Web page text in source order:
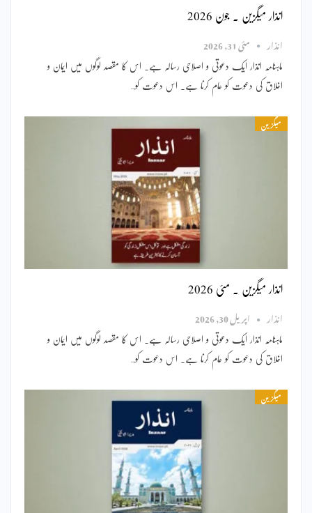
انذار میگزین ۔ جون 2026
انذار مئی 31, 2026
ماہنامہ انذار ایک دعوتی و اصلاحی رسالہ ہے۔ اس کا مقصد لوگوں میں ایمان و
اخلاق کی دعوت کو عام کرنا ہے۔ اس دعوت کو…
میگزین
انذار میگزین ۔ مئی 2026
انذار اپریل 30, 2026
ماہنامہ انذار ایک دعوتی و اصلاحی رسالہ ہے۔ اس کا مقصد لوگوں میں ایمان و
اخلاق کی دعوت کو عام کرنا ہے۔ اس دعوت کو…
میگزین